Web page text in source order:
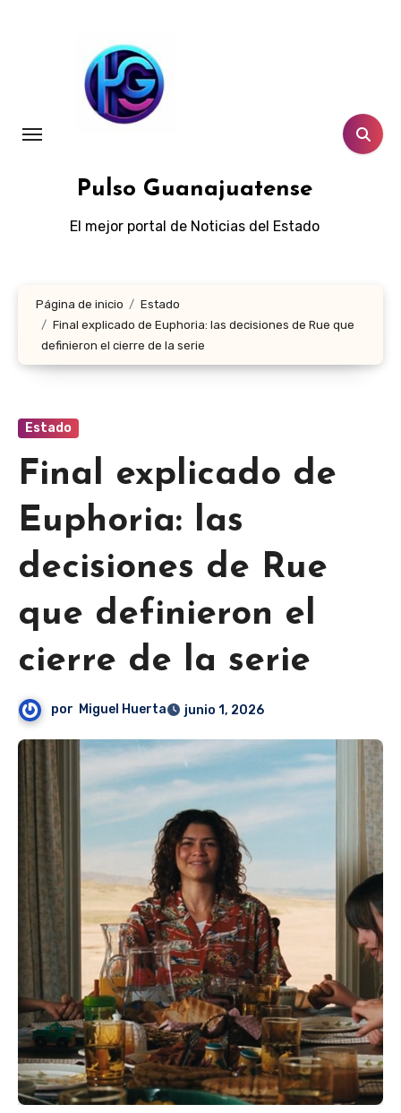
Pulso Guanajuatense
El mejor portal de Noticias del Estado
Página de inicio
Estado
Final explicado de Euphoria: las decisiones de Rue que
definieron el cierre de la serie
Estado
Final explicado de
Euphoria: las
decisiones de Rue
que definieron el
cierre de la serie
por Miguel Huerta junio 1, 2026